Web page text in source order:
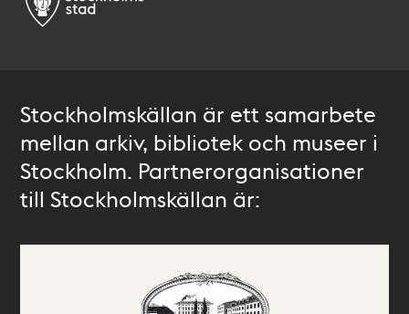
Stockholmskällan är ett samarbete
mellan arkiv, bibliotek och museer i
Stockholm. Partnerorganisationer
till Stockholmskällan är: